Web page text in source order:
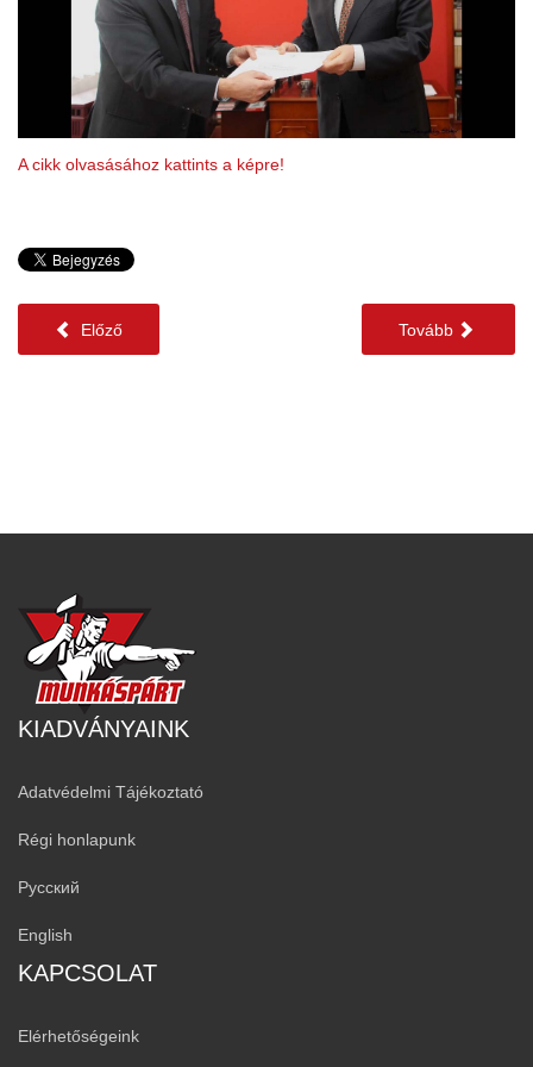
A cikk olvasásához kattints a képre!
Előző Tovább
KIADVÁNYAINK
Adatvédelmi Tájékoztató
Régi honlapunk
Русский
English
KAPCSOLAT
Elérhetőségeink